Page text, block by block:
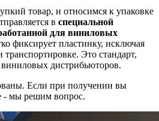
товар, и относимся к упаковке
в специальной
для виниловых
фиксирует пластинку, исключая
Это стандарт,
дистрибьюторов.
Если при получении вы
- мы решим вопрос.